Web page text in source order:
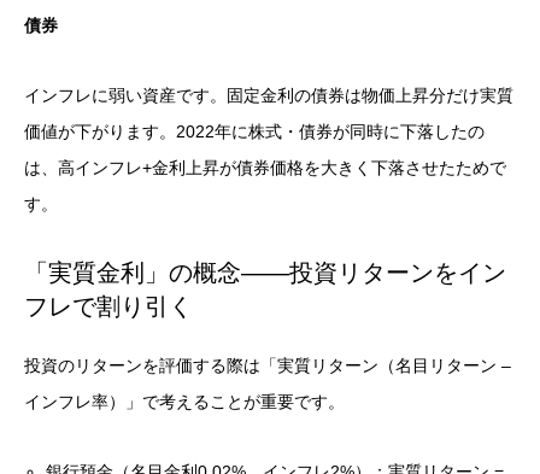
債券
インフレに弱い資産です。固定金利の債券は物価上昇分だけ実質
価値が下がります。2022年に株式・債券が同時に下落したの
は、高インフレ+金利上昇が債券価格を大きく下落させたためで
す。
「実質金利」の概念——投資リターンをイン
フレで割り引く
投資のリターンを評価する際は「実質リターン（名目リターン –
インフレ率）」で考えることが重要です。